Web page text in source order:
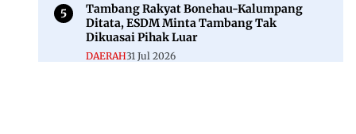
Tambang Rakyat Bonehau-Kalumpang
Ditata, ESDM Minta Tambang Tak
Dikuasai Pihak Luar
DAERAH31 Jul 2026